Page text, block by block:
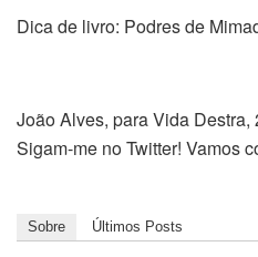
Dica de livro: Podres de
João Alves, para Vida Destra,
Sigam-me no Twitter! Vamos
Sobre Últimos Posts